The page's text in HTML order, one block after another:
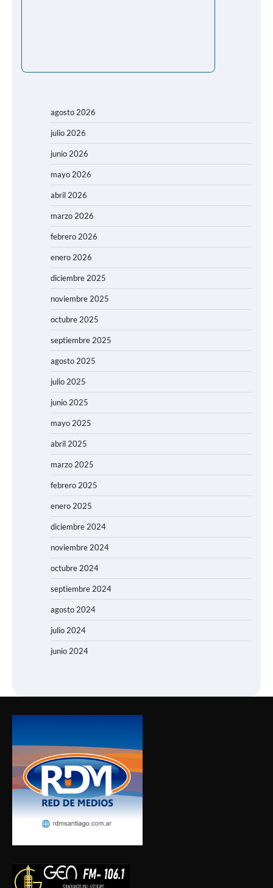
agosto 2026
julio 2026
junio 2026
mayo 2026
abril 2026
marzo 2026
febrero 2026
enero 2026
diciembre 2025
noviembre 2025
octubre 2025
septiembre 2025
agosto 2025
julio 2025
junio 2025
mayo 2025
abril 2025
marzo 2025
febrero 2025
enero 2025
diciembre 2024
noviembre 2024
octubre 2024
septiembre 2024
agosto 2024
julio 2024
junio 2024